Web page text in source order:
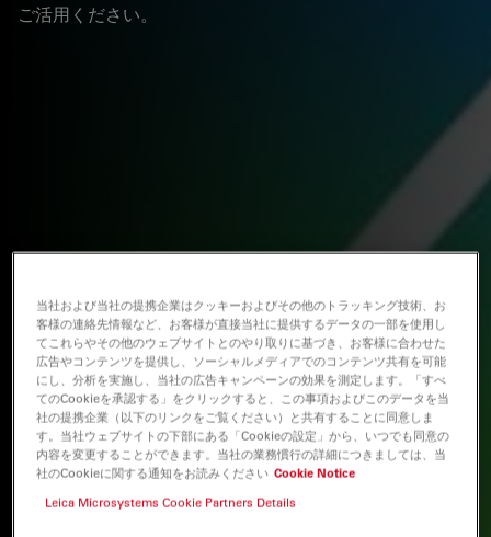
ご活用ください。
当社および当社の提携企業はクッキーおよびその他のトラッキング技術、お
客様の連絡先情報など、お客様が直接当社に提供するデータの一部を使用し
てこれらやその他のウェブサイトとのやり取りに基づき、お客様に合わせた
広告やコンテンツを提供し、ソーシャルメディアでのコンテンツ共有を可能
にし、分析を実施し、当社の広告キャンペーンの効果を測定します。「すべ
てのCookieを承認する」をクリックすると、この事項およびこのデータを当
社の提携企業（以下のリンクをご覧ください）と共有することに同意しま
す。当社ウェブサイトの下部にある「Cookieの設定」から、いつでも同意の
内容を変更することができます。当社の業務慣行の詳細につきましては、当
社のCookieに関する通知をお読みください Cookie Notice
Leica Microsystems Cookie Partners Details